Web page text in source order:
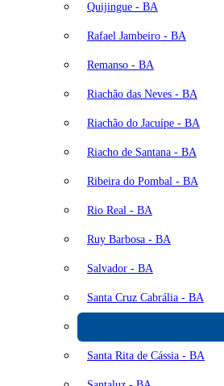
Quijingue - BA
Rafael Jambeiro - BA
Remanso - BA
Riachão das Neves - BA
Riachão do Jacuípe - BA
Riacho de Santana - BA
Ribeira do Pombal - BA
Rio Real - BA
Ruy Barbosa - BA
Salvador - BA
Santa Cruz Cabrália - BA
Santa Rita de Cássia - BA